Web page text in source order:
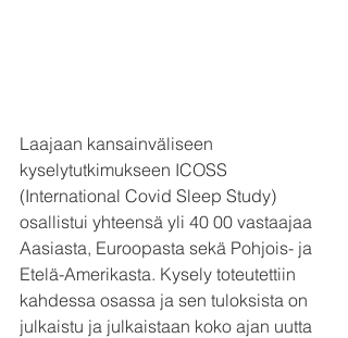
Laajaan kansainväliseen
kyselytutkimukseen ICOSS
(International Covid Sleep Study)
osallistui yhteensä yli 40 00 vastaajaa
Aasiasta, Euroopasta sekä Pohjois- ja
Etelä-Amerikasta. Kysely toteutettiin
kahdessa osassa ja sen tuloksista on
julkaistu ja julkaistaan koko ajan uutta